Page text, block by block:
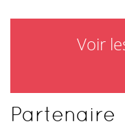
Voir
Partenaire